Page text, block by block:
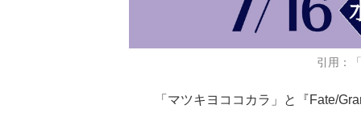
引用：
「マツキヨココカラ」と『Fate/